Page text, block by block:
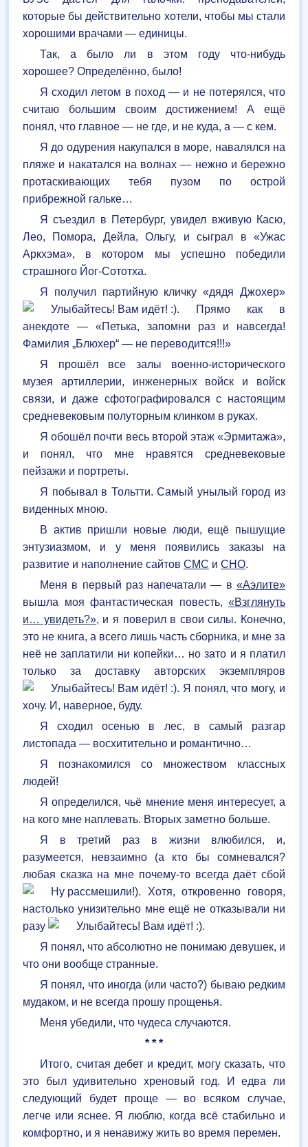
которые бы действительно хотели, чтобы мы стали
хорошими врачами — единицы.
Так, а было ли в этом году что-нибудь
хорошее? Определённо, было!
Я сходил летом в поход — и не потерялся, что
считаю большим своим достижением! А ещё
понял, что главное — не где, и не куда, а — с кем.
Я до одурения накупался в море, навалялся на
пляже и накатался на волнах — нежно и бережно
протаскивающих тебя пузом по острой
прибрежной гальке…
Я съездил в Петербург, увидел вживую Касю,
Лео, Помора, Дейла, Ольгу, и сыграл в «Ужас
Аркхэма», в котором мы успешно победили
страшного Йог-Сототха.
Я получил партийную кличку «дядя Джохер»
. Прямо как в
анекдоте — «Петька, запомни раз и навсегда!
Фамилия „Блюхер“ — не переводится!!!»
Я прошёл все залы военно-исторического
музея артиллерии, инженерных войск и войск
связи, и даже сфотографировался с настоящим
средневековым полуторным клинком в руках.
Я обошёл почти весь второй этаж «Эрмитажа»,
и понял, что мне нравятся средневековые
пейзажи и портреты.
Я побывал в Тольтти. Самый унылый город из
виденных мною.
В актив пришли новые люди, ещё пышущие
энтузиазмом, и у меня появились заказы на
развитие и наполнение сайтов СМС и СНО.
Меня в первый раз напечатали — в «Аэлите»
вышла моя фантастическая повесть, «Взглянуть
и… увидеть?», и я поверил в свои силы. Конечно,
это не книга, а всего лишь часть сборника, и мне за
неё не заплатили ни копейки… но зато и я платил
только за доставку авторских экземпляров
. Я понял, что могу, и
хочу. И, наверное, буду.
Я сходил осенью в лес, в самый разгар
листопада — восхитительно и романтично…
Я познакомился со множеством классных
людей!
Я определился, чьё мнение меня интересует, а
на кого мне наплевать. Вторых заметно больше.
Я в третий раз в жизни влюбился, и,
разумеется, невзаимно (а кто бы сомневался?
любая сказка на мне почему-то всегда даёт сбой
). Хотя, откровенно говоря,
настолько унизительно мне ещё не отказывали ни
разу
.
Я понял, что абсолютно не понимаю девушек, и
что они вообще странные.
Я понял, что иногда (или часто?) бываю редким
мудаком, и не всегда прошу прощенья.
Меня убедили, что чудеса случаются.
* * *
Итого, считая дебет и кредит, могу сказать, что
это был удивительно хреновый год. И едва ли
следующий будет проще — во всяком случае,
легче или яснее. Я люблю, когда всё стабильно и
комфортно, и я ненавижу жить во время перемен.